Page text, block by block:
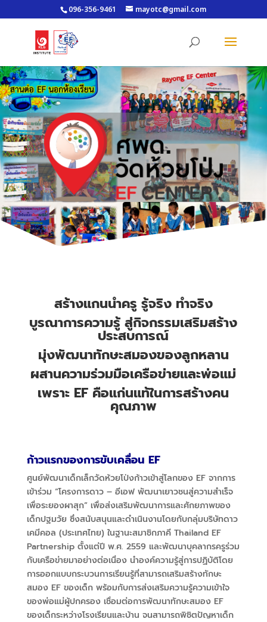
096-356-9461 mayotc@gmail.com
สร้างแกนนำครู รู้จริง ทำจริง
บูรณาการความรู้ สู่กิจกรรมเสริมสร้าง
ประสบการณ์
มุ่งพัฒนาทักษะสมองของลูกหลาน
ผสานความร่วมมือเครือข่ายและพ่อแม่
เพราะ EF คือแก่นแท้ในการสร้างคน
คุณภาพ
ก้าวแรกของการขับเคลื่อน EF
ศูนย์พัฒนาเด็กเล็กวัดห้วยโป่งก้าวเข้าสู่โลกของ EF จากการ
เข้าร่วม “โครงการดาว – อีเอฟ พัฒนาเยาวชนสู่ความสำเร็จ
เพื่อระยองผาสุก”เพื่อส่งเสริมพัฒนาการและศักยภาพของ
เด็กปฐมวัย ซึ่งสนับสนุนและดำเนินงานโดยกับกลุ่มบริษัทดาว
เคมีคอล (ประเทศไทย) ในฐานะสมาชิกภาคี Thailand EF
Partnership ตั้งแต่ปี พ.ศ. 2559 และพัฒนาบุคลากรครูร่วม
กับเครือข่ายมาอย่างต่อเนื่อง นำองค์ความรู้สู่การปฏิบัติโดย
การออกแบบกระบวนการเรียนรู้ที่สามารถเสริมสร้างทักษะ
สมอง EF ของเด็ก พร้อมกับการส่งเสริมความรู้ความเข้าใจ
ของพ่อแม่ผู้ปกครอง เชื่อมต่อการพัฒนาทักษะสมอง EF
ของเด็กระหว่างโรงเรียนและบ้าน จนสามารถพิชิตปัญหาเด็ก